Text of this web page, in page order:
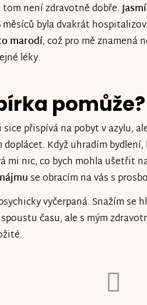
tom není zdravotně dobře.
měsíců byla dvakrát
marodí, což pro mě znamená
léky.
pomůže?
sice přispívá na pobyt v azylu,
Když uhradím
mi nic, co bych mohla ušetřit
se obracím na vás s
vyčerpaná. Snažím se
času, ale s mým